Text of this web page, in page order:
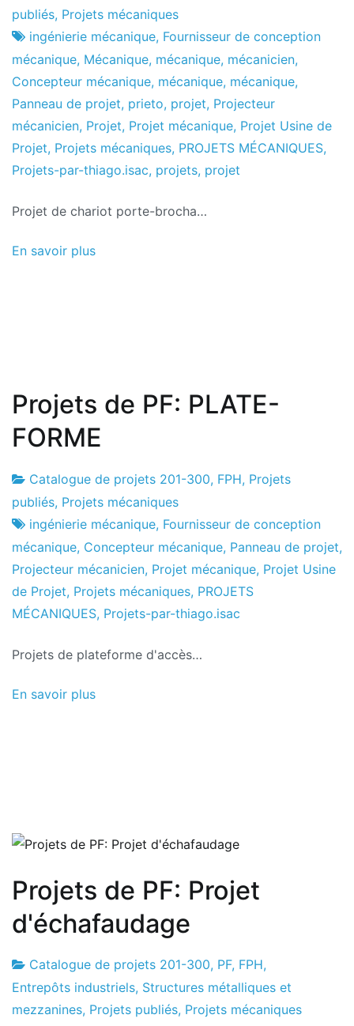
Usine
de
projets
1
le
décembre
de
2016
publiés, Projets mécaniques
ingénierie mécanique, Fournisseur de conception
mécanique, Mécanique, mécanique, mécanicien,
Concepteur mécanique, mécanique, mécanique,
Panneau de projet, prieto, projet, Projecteur
mécanicien, Projet, Projet mécanique, Projet Usine de
Projet, Projets mécaniques, PROJETS MÉCANIQUES,
Projets-par-thiago.isac, projets, projet
Projet de chariot porte-brocha…
En savoir plus
Projets de PF: PLATE-
FORME
Usine
de
projets
1
le
décembre
de
2016
Catalogue de projets 201-300, FPH, Projets
publiés, Projets mécaniques
ingénierie mécanique, Fournisseur de conception
mécanique, Concepteur mécanique, Panneau de projet,
Projecteur mécanicien, Projet mécanique, Projet Usine
de Projet, Projets mécaniques, PROJETS
MÉCANIQUES, Projets-par-thiago.isac
Projets de plateforme d'accès…
En savoir plus
Projets de PF: Projet
d'échafaudage
Usine
de
21
le
Catalogue de projets 201-300, PF, FPH,
Entrepôts industriels, Structures métalliques et
mezzanines, Projets publiés, Projets mécaniques